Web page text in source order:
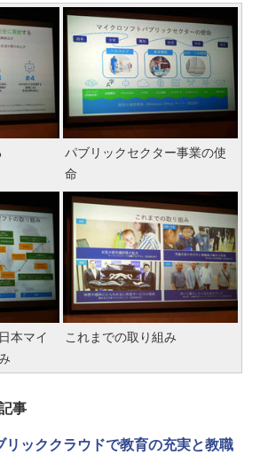
パブリックセクター事業の使
命
本マイ
これまでの取り組み
事
リッククラウドで教育の充実と教職